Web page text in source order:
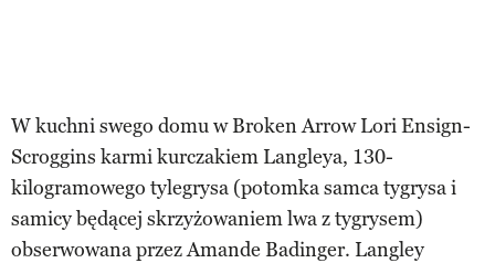
W kuchni swego domu w Broken Arrow Lori Ensign-
Scroggins karmi kurczakiem Langleya, 130-
kilogramowego tylegrysa (potomka samca tygrysa i
samicy będącej skrzyżowaniem lwa z tygrysem)
obserwowana przez Amande Badinger. Langley